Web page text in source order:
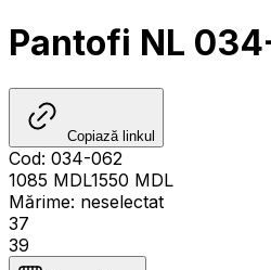
Pantofi NL
Copiază linkul
Cod: 034-062
1085 MDL1550 MDL
Mărime: neselectat
37
39